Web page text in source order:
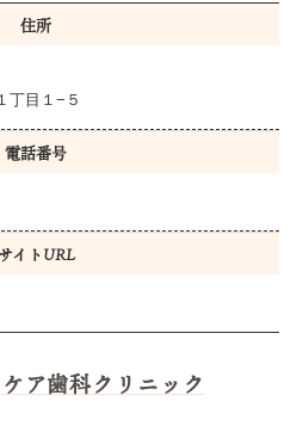
住所
丁目１−５
電話番号
サイトURL
ア歯科クリニック